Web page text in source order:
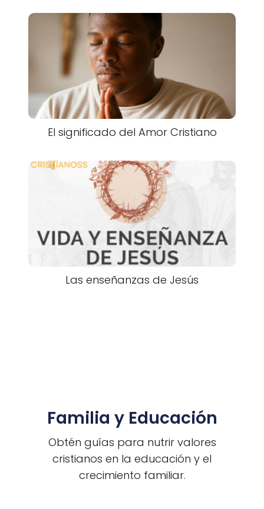
El significado del Amor Cristiano
Las enseñanzas de Jesús
Familia y Educación
Obtén guías para nutrir valores
cristianos en la educación y el
crecimiento familiar.